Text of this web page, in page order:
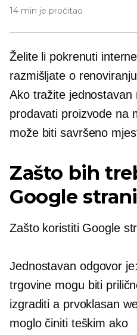
14 min je pročitao
Želite li pokrenuti
razmišljate o
Ako tražite jednostavan
prodavati proizvode na
može biti savršeno
Zašto bih
Google
Zašto koristiti Google
Jednostavan odgovor
trgovine mogu biti
izgraditi a prvoklasan
moglo činiti teškim ako